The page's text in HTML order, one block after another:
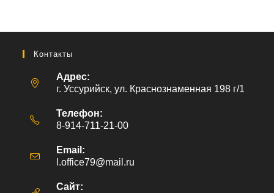
Контакты
Адрес:
г. Уссурийск, ул. Краснознаменная 198 г/1
Телефон:
8-914-711-21-00
Email:
l.office79@mail.ru
Сайт: